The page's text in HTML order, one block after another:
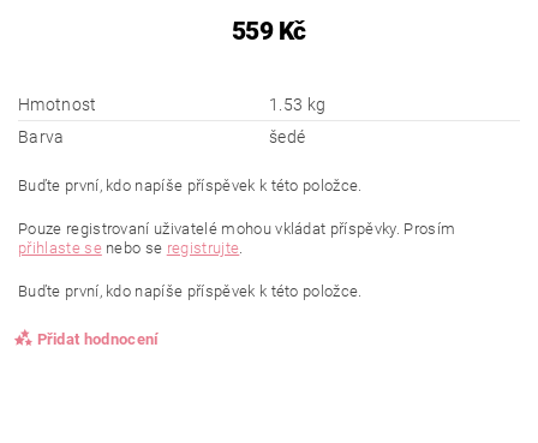
559 Kč
Hmotnost
1.53 kg
Barva
šedé
Buďte první, kdo napíše příspěvek k této položce.
Pouze registrovaní uživatelé mohou vkládat příspěvky. Prosím
přihlaste senebo se registrujte.
Buďte první, kdo napíše příspěvek k této položce.
Přidat hodnocení